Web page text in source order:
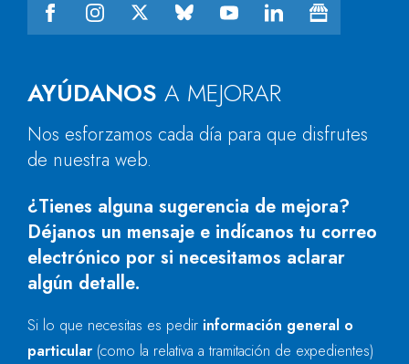
AYÚDANOS A MEJORAR
Nos esforzamos cada día para que disfrutes
de nuestra web.
¿Tienes alguna sugerencia de mejora?
Déjanos un mensaje e indícanos tu correo
electrónico por si necesitamos aclarar
algún detalle.
Si lo que necesitas es pedir información general o
particular (como la relativa a tramitación de expedientes)